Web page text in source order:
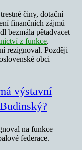
činy, dotační
finančních zájmů
bezmála pětadvacet
z funkce.
rezignoval. Později
obci
výstavní
na funkce
federace.